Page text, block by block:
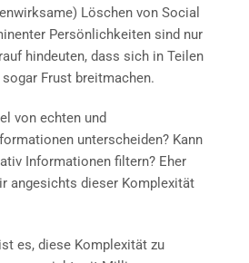
Löschen von Social
Persönlichkeiten sind nur
hindeuten, dass sich in Teilen
Frust breitmachen.
von echten und
unterscheiden? Kann
Informationen filtern? Eher
angesichts dieser Komplexität
es, diese Komplexität zu